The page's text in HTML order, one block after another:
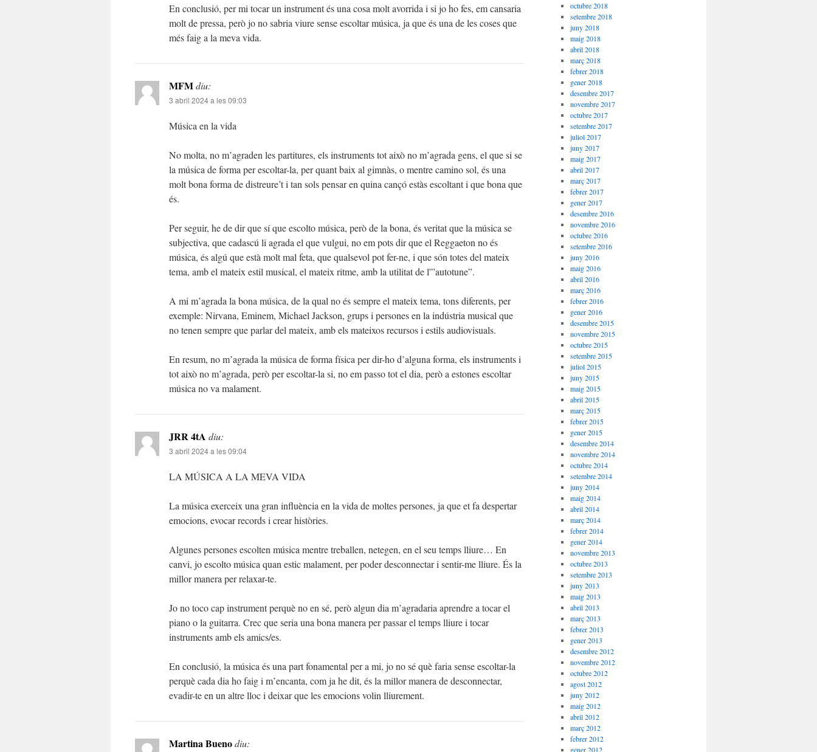
En conclusió, per mi tocar un instrument és una cosa molt avorrida i si jo ho fes, em cansaria
molt de pressa, però jo no sabria viure sense escoltar música, ja que és una de les coses que
més faig a la meva vida.
MFMdiu:
3 abril 2024 a les 09:03
Música en la vida
No molta, no m’agraden les partitures, els instruments tot això no m’agrada gens, el que si se
la música de forma per escoltar-la, per quant baix al gimnàs, o mentre camino sol, és una
molt bona forma de distreure’t i tan sols pensar en quina cançó estàs escoltant i que bona que
és.
Per seguir, he de dir que sí que escolto música, però de la bona, és veritat que la música se
subjectiva, que cadascú li agrada el que vulgui, no em pots dir que el Reggaeton no és
música, és algú que està molt mal feta, que qualsevol pot fer-ne, i que són totes del mateix
tema, amb el mateix estil musical, el mateix ritme, amb la utilitat de l'”autotune”.
A mi m’agrada la bona música, de la qual no és sempre el mateix tema, tons diferents, per
exemple: Nirvana, Eminem, Michael Jackson, grups i persones en la indústria musical que
no tenen sempre que parlar del mateix, amb els mateixos recursos i estils audiovisuals.
En resum, no m’agrada la música de forma física per dir-ho d’alguna forma, els instruments i
tot això no m’agrada, però per escoltar-la si, no em passo tot el dia, però a estones escoltar
música no va malament.
JRR 4tA diu:
3 abril 2024 a les 09:04
LA MÚSICA A LA MEVA VIDA
La música exerceix una gran influència en la vida de moltes persones, ja que et fa despertar
emocions, evocar records i crear històries.
Algunes persones escolten música mentre treballen, netegen, en el seu temps lliure… En
canvi, jo escolto música quan estic malament, per poder desconnectar i sentir-me lliure. És la
millor manera per relaxar-te.
Jo no toco cap instrument perquè no en sé, però algun dia m’agradaria aprendre a tocar el
piano o la guitarra. Crec que seria una bona manera per passar el temps lliure i tocar
instruments amb els amics/es.
En conclusió, la música és una part fonamental per a mi, jo no sé què faria sense escoltar-la
perquè cada dia ho faig i m’encanta, com ja he dit, és la millor manera de desconnectar,
evadir-te en un altre lloc i deixar que les emocions volin lliurement.
Martina Buenodiu:
octubre 2018
setembre 2018
juny 2018
maig 2018
abril 2018
març 2018
febrer 2018
gener 2018
desembre 2017
novembre 2017
octubre 2017
setembre 2017
juliol 2017
juny 2017
maig 2017
abril 2017
març 2017
febrer 2017
gener 2017
desembre 2016
novembre 2016
octubre 2016
setembre 2016
juny 2016
maig 2016
abril 2016
març 2016
febrer 2016
gener 2016
desembre 2015
novembre 2015
octubre 2015
setembre 2015
juliol 2015
juny 2015
maig 2015
abril 2015
març 2015
febrer 2015
gener 2015
desembre 2014
novembre 2014
octubre 2014
setembre 2014
juny 2014
maig 2014
abril 2014
març 2014
febrer 2014
gener 2014
novembre 2013
octubre 2013
setembre 2013
juny 2013
maig 2013
abril 2013
març 2013
febrer 2013
gener 2013
desembre 2012
novembre 2012
octubre 2012
agost 2012
juny 2012
maig 2012
abril 2012
març 2012
febrer 2012
gener 2012